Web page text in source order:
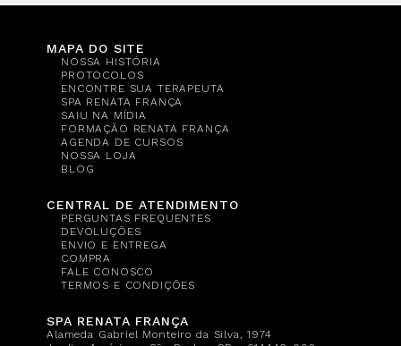
MAPA DO SITE
NOSSA HISTÓRIA
PROTOCOLOS
ENCONTRE SUA TERAPEUTA
SPA RENATA FRANÇA
SAIU NA MÍDIA
FORMAÇÃO RENATA FRANÇA
AGENDA DE CURSOS
NOSSA LOJA
BLOG
CENTRAL DE ATENDIMENTO
PERGUNTAS FREQUENTES
DEVOLUÇÕES
ENVIO E ENTREGA
COMPRA
FALE CONOSCO
TERMOS E CONDIÇÕES
SPA RENATA FRANÇA
Alameda Gabriel Monteiro da Silva, 1974